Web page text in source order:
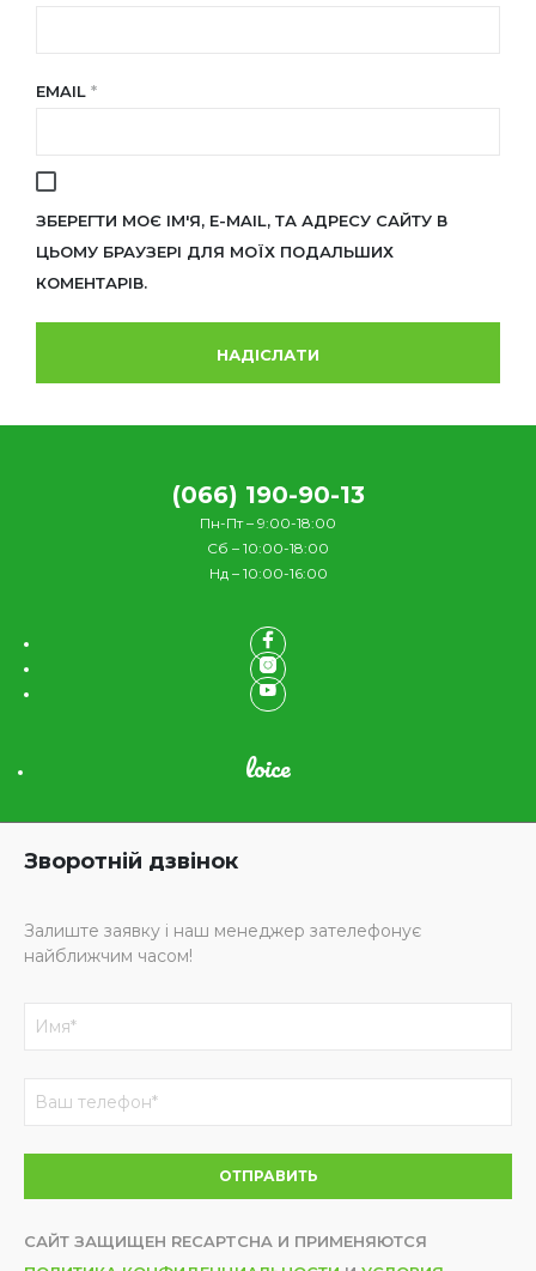
EMAIL *
ЗБЕРЕГТИ МОЄ ІМ'Я, E-MAIL, ТА АДРЕСУ САЙТУ В
ЦЬОМУ БРАУЗЕРІ ДЛЯ МОЇХ ПОДАЛЬШИХ
КОМЕНТАРІВ.
(066) 190-90-13
Пн-Пт – 9:00-18:00
Сб – 10:00-18:00
Нд – 10:00-16:00
loice
Зворотній дзвінок
Залиште заявку і наш менеджер зателефонує
найближчим часом!
САЙТ ЗАЩИЩЕН RECAPTCHA И ПРИМЕНЯЮТСЯ